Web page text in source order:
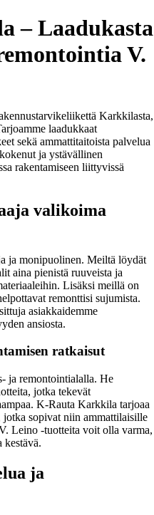
– Laadukasta
V.
Karkkilasta,
laadukkaat
sekä ammattitaitoista palvelua
ja ystävällinen
rakentamiseen liittyvissä
valikoima
ja monipuolinen. Meiltä löydät
aina pienistä ruuveista ja
Lisäksi meillä on
remonttisi sujumista.
asiakkaidemme
ansiosta.
ratkaisut
ja remontointialalla. He
jotka tekevät
K-Rauta Karkkila tarjoaa
sopivat niin ammattilaisille
Leino -tuotteita voit olla varma,
kestävä.
ja